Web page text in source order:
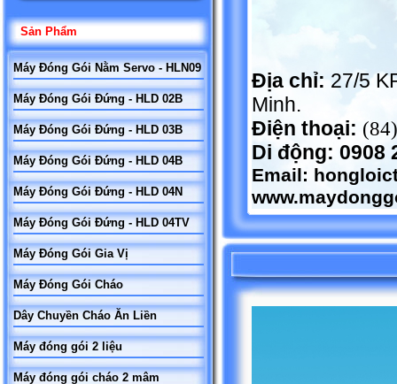
Sản Phẩm
Máy Đóng Gói Nằm Servo - HLN09
Máy Đóng Gói Đứng - HLD 02B
Máy Đóng Gói Đứng - HLD 03B
Máy Đóng Gói Đứng - HLD 04B
Máy Đóng Gói Đứng - HLD 04N
Máy Đóng Gói Đứng - HLD 04TV
Máy Đóng Gói Gia Vị
Máy Đóng Gói Cháo
Dây Chuyền Cháo Ăn Liền
Máy đóng gói 2 liệu
Máy đóng gói cháo 2 mâm
Địa chỉ: 27/5
Minh.
Điện thoại:
Di động: 0908
Email: